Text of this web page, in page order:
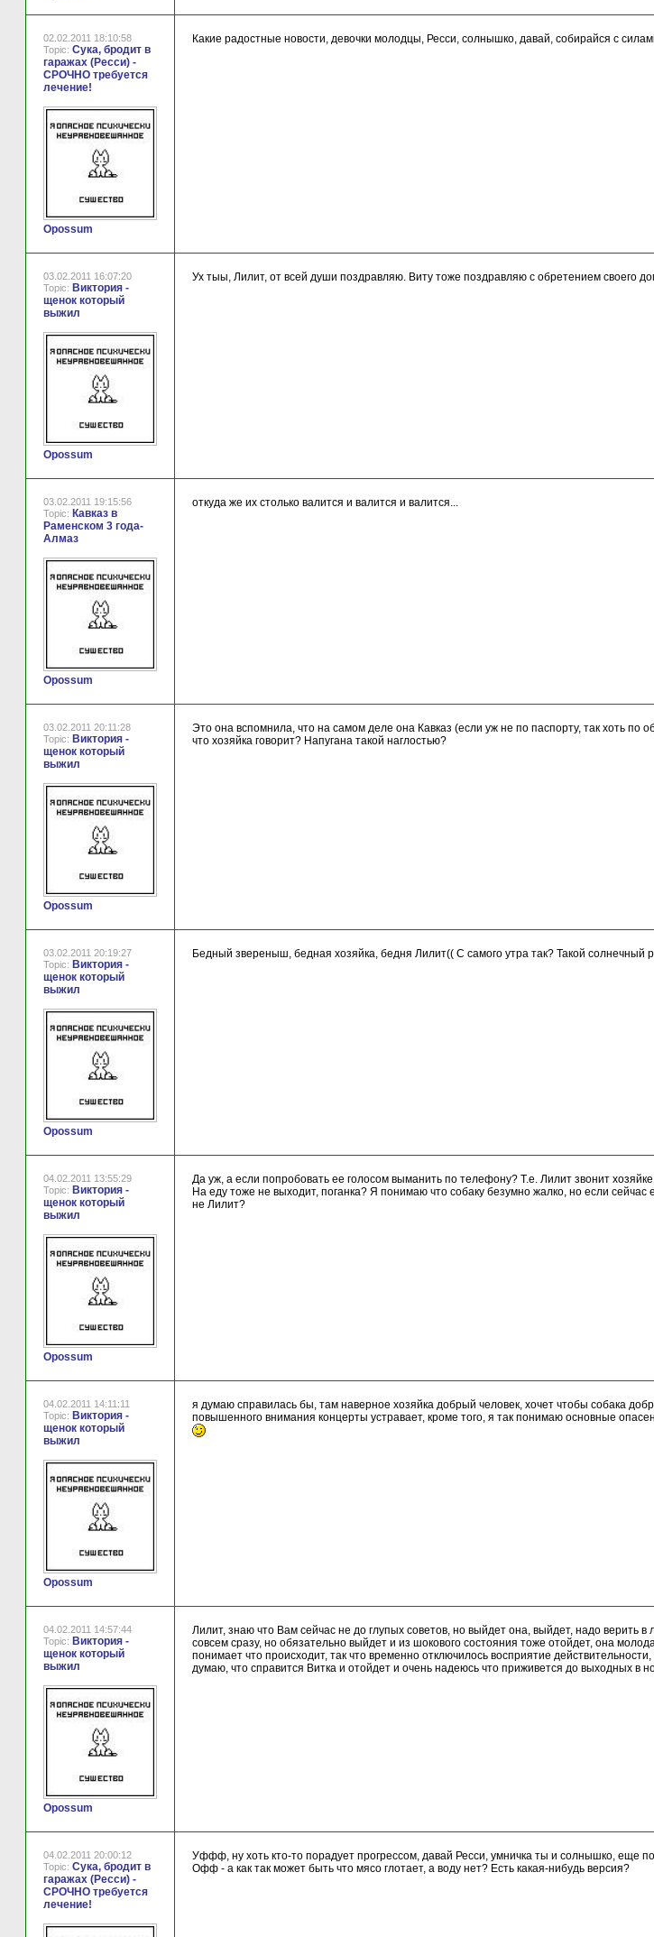
02.02.2011 18:10:58
Topic: Сука, бродит в
гаражах (Ресси) -
СРОЧНО требуется
лечение!
Opossum
Какие радостные новости, девочки молодцы, Ресси, солнышко, давай, собирайся с
03.02.2011 16:07:20
Topic: Виктория -
щенок который
выжил
Opossum
Ух тыы, Лилит, от всей души поздравляю. Виту тоже поздравляю с обретением своего
03.02.2011 19:15:56
Topic: Кавказ в
Раменском 3 года-
Алмаз
Opossum
откуда же их столько валится и валится и валится...
03.02.2011 20:11:28
Topic: Виктория -
щенок который
выжил
Opossum
Это она вспомнила, что на самом деле она Кавказ (если уж не по паспорту, так хоть по
что хозяйка говорит? Напугана такой наглостью?
03.02.2011 20:19:27
Topic: Виктория -
щенок который
выжил
Opossum
Бедный звереныш, бедная хозяйка, бедня Лилит(( С самого утра так? Такой солнечный
04.02.2011 13:55:29
Topic: Виктория -
щенок который
выжил
Opossum
Да уж, а если попробовать ее голосом выманить по телефону? Т.е. Лилит звонит
На еду тоже не выходит, поганка? Я понимаю что собаку безумно жалко, но если
не Лилит?
04.02.2011 14:11:11
Topic: Виктория -
щенок который
выжил
Opossum
я думаю справилась бы, там наверное хозяйка добрый человек, хочет чтобы собака
повышенного внимания концерты устравает, кроме того, я так понимаю основные
04.02.2011 14:57:44
Topic: Виктория -
щенок который
выжил
Opossum
Лилит, знаю что Вам сейчас не до глупых советов, но выйдет она, выйдет, надо верить
совсем сразу, но обязательно выйдет и из шокового состояния тоже отойдет, она
понимает что происходит, так что временно отключилось восприятие
думаю, что справится Витка и отойдет и очень надеюсь что приживется до выходных в
04.02.2011 20:00:12
Topic: Сука, бродит в
гаражах (Ресси) -
СРОЧНО требуется
лечение!
Уффф, ну хоть кто-то порадует прогрессом, давай Ресси, умничка ты и солнышко, еще
Офф - а как так может быть что мясо глотает, а воду нет? Есть какая-нибудь версия?